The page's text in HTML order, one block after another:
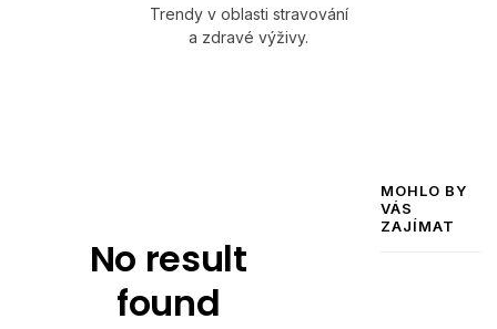
Trendy v oblasti stravování
a zdravé výživy.
No result
found
MOHLO BY
VÁS
ZAJÍMAT